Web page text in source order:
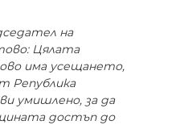
на
Цялата
има усещането,
Република
умишлено, за да
достъп до